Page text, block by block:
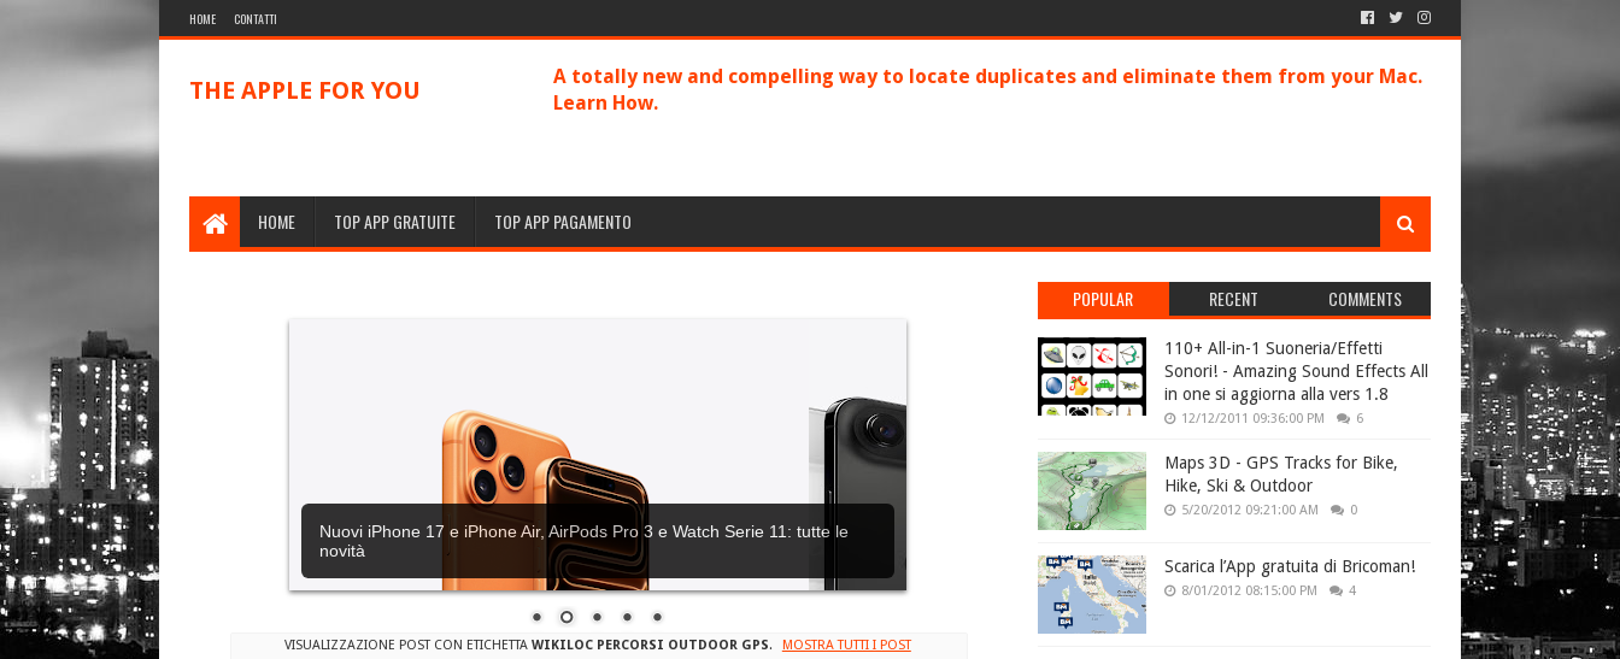
HOME CONTATTI
THE APPLE FOR YOU
A totally new and compelling way to locate duplicates and eliminate them from your Mac.
Learn How.
HOME TOP APP GRATUITE TOP APP PAGAMENTO
Nuovi iPhone 17 e iPhone Air, AirPods Pro 3 e Watch Serie 11: tutte le
novità
VISUALIZZAZIONE POST CON ETICHETTAWIKILOC PERCORSI OUTDOOR GPS. MOSTRA TUTTI I POST
POPULAR RECENT COMMENTS
110+ All-in-1 Suoneria/Effetti
Sonori! - Amazing Sound Effects All
in one si aggiorna alla vers 1.8
12/12/2011 09:36:00 PM 6
Maps 3D - GPS Tracks for Bike,
Hike, Ski & Outdoor
5/20/2012 09:21:00 AM 0
Scarica l’App gratuita di Bricoman!
8/01/2012 08:15:00 PM 4